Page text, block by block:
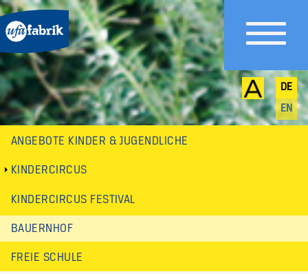
DE
EN
ANGEBOTE KINDER & JUGENDLICHE
KINDERCIRCUS
KINDERCIRCUS FESTIVAL
BAUERNHOF
FREIE SCHULE